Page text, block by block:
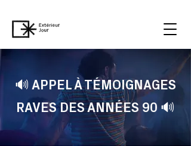
🔊 APPEL À TÉMOIGNAGES
RAVES DES ANNÉES 90 🔊